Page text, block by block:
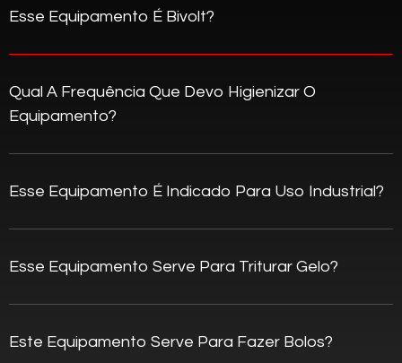
Esse Equipamento É Bivolt?
Qual A Frequência Que Devo Higienizar O
Equipamento?
Esse Equipamento É Indicado Para Uso Industrial?
Esse Equipamento Serve Para Triturar Gelo?
Este Equipamento Serve Para Fazer Bolos?